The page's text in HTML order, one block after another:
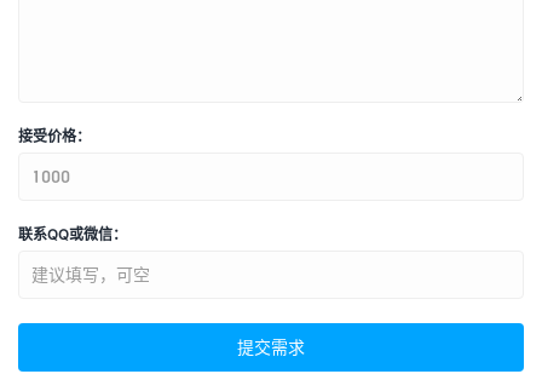
接受价格：
联系QQ或微信：